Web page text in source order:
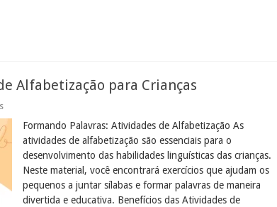
Alfabetização para Crianças
em
Palavras:
Atividades
de
Alfabetização
Crianças
Formando Palavras: Atividades de Alfabetização As
atividades de alfabetização são essenciais para o
desenvolvimento das habilidades linguísticas das crianças.
Neste material, você encontrará exercícios que ajudam os
pequenos a juntar sílabas e formar palavras de maneira
divertida e educativa. Benefícios das Atividades de